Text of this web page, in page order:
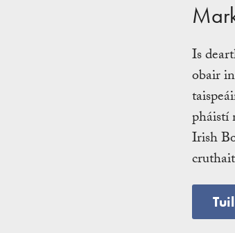
Is
obair
pháistí
Irish